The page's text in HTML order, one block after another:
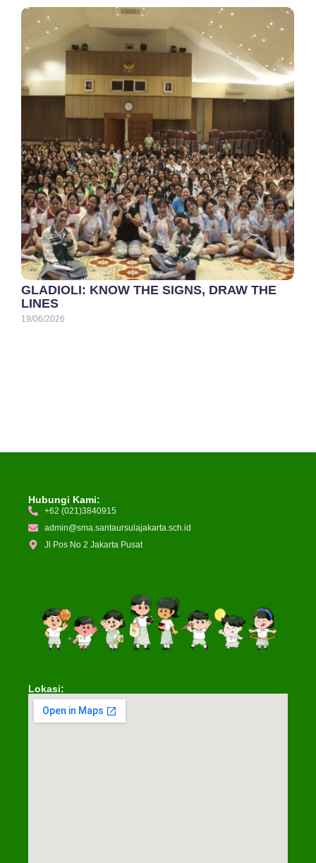
GLADIOLI: KNOW THE SIGNS, DRAW THE
LINES
19/06/2026
Hubungi Kami:
+62 (021)3840915
admin@sma.santaursulajakarta.sch.id
Jl Pos No 2 Jakarta Pusat
Lokasi: